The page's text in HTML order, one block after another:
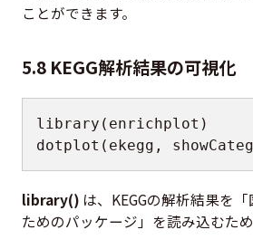
ことができます。
5.8 KEGG解析結果の可視化
library ( enrichplot )
dotplot ( ekegg ,
library() は、KEGGの解析結果を
ためのパッケージ」を読み込むため